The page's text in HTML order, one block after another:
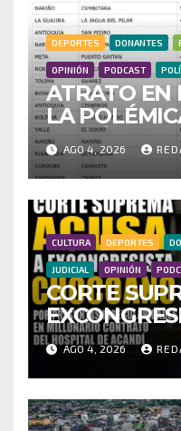
DEPORTES DONANTES
OPINIÓN PODCAST
ATRATO EN
LA
HISTÓRICO
CENSO
FRAUDE
AGO 4, 2026
CULTURA DEPORTES
JUDICIAL OPINIÓN
CORTE
POR
DEL
AGO 4, 2026